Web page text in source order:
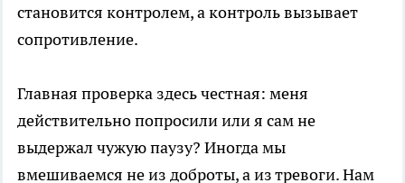
становится контролем, а контроль вызывает
сопротивление.
Главная проверка здесь честная: меня
действительно попросили или я сам не
выдержал чужую паузу? Иногда мы
вмешиваемся не из доброты, а из тревоги. Нам